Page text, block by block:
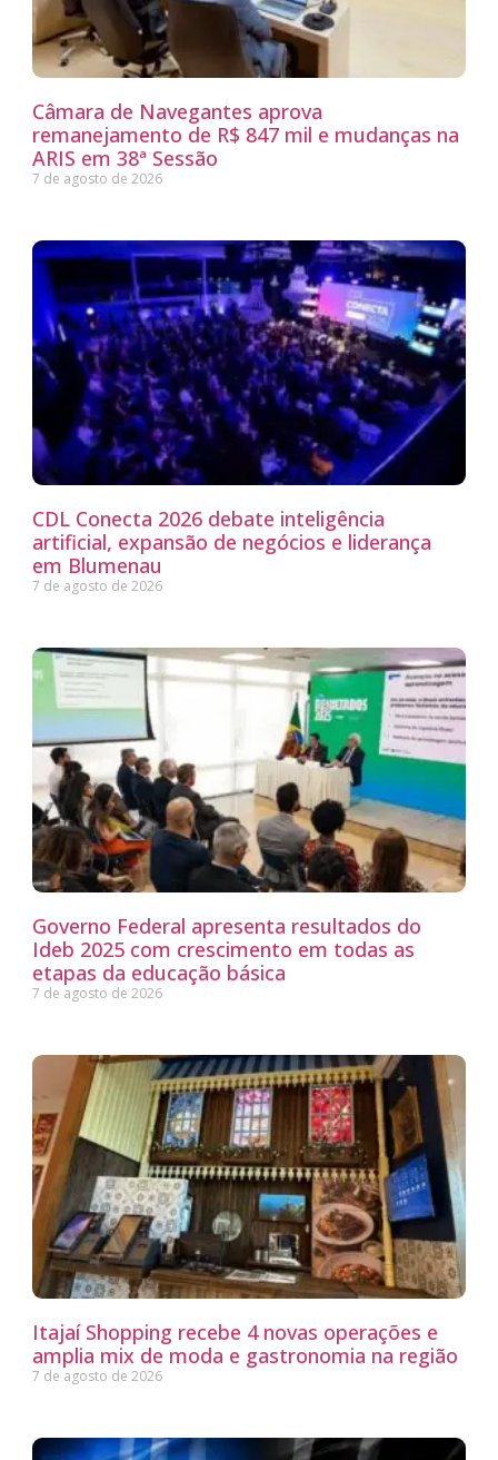
Câmara de Navegantes aprova
remanejamento de R$ 847 mil e mudanças na
ARIS em 38ª Sessão
7 de agosto de 2026
CDL Conecta 2026 debate inteligência
artificial, expansão de negócios e liderança
em Blumenau
7 de agosto de 2026
Governo Federal apresenta resultados do
Ideb 2025 com crescimento em todas as
etapas da educação básica
7 de agosto de 2026
Itajaí Shopping recebe 4 novas operações e
amplia mix de moda e gastronomia na região
7 de agosto de 2026